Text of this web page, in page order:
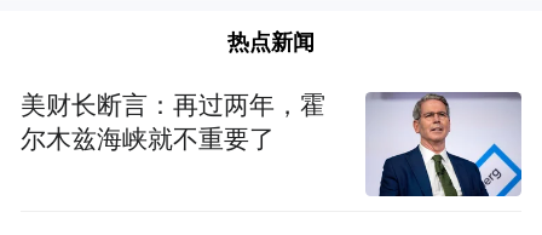
热点新闻
美财长断言：再过两年，霍
尔木兹海峡就不重要了